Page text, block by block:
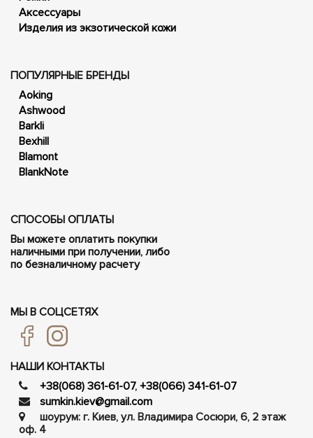
Аксессуары
Изделия из экзотической кожи
ПОПУЛЯРНЫЕ БРЕНДЫ
Aoking
Ashwood
Barkli
Bexhill
Blamont
BlankNote
СПОСОБЫ ОПЛАТЫ
Вы можете оплатить покупки
наличными при получении, либо
по безналичному расчету
МЫ В СОЦСЕТЯХ
НАШИ КОНТАКТЫ
+38(068) 361-61-07, +38(066) 341-61-07
sumkin.kiev@gmail.com
шоурум: г. Киев, ул. Владимира Сосюри, ​​6, 2 этаж
оф. 4